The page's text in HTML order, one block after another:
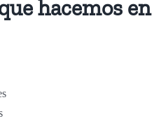
hacemos